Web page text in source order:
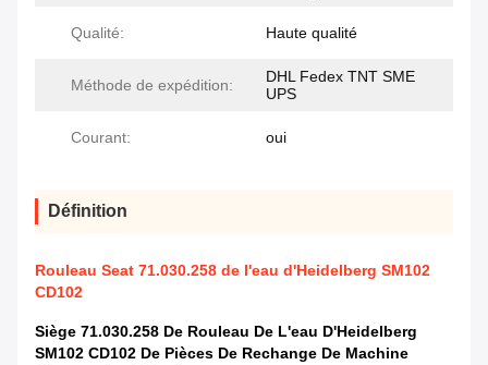
Qualité: Haute qualité
Méthode de expédition:
DHL Fedex TNT SME
UPS
Courant: oui
Définition
Rouleau Seat 71.030.258 de l'eau d'Heidelberg SM102
CD102
Siège 71.030.258 De Rouleau De L'eau D'Heidelberg
SM102 CD102 De Pièces De Rechange De Machine